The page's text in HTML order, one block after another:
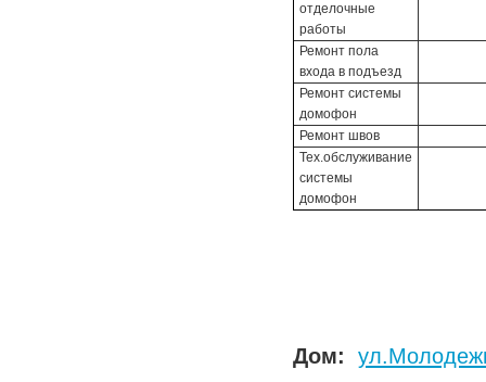
отделочные
работы
Ремонт пола
входа в подъезд
Ремонт системы
домофон
Ремонт швов
Тех.обслуживание
системы
домофон
Дом: